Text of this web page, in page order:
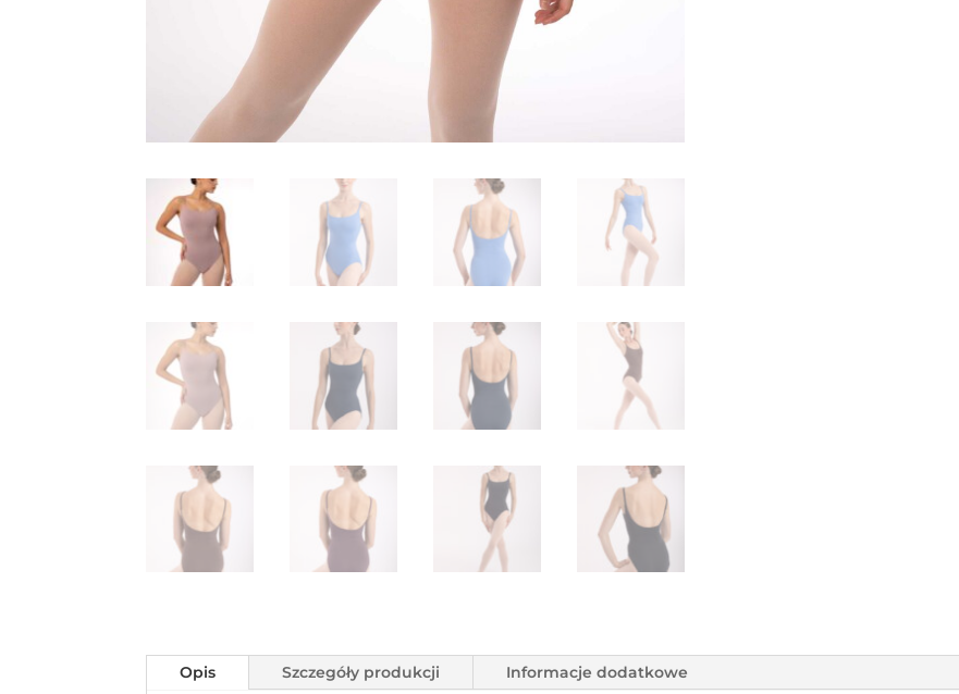
Opis Szczegóły produkcji Informacje dodatkowe